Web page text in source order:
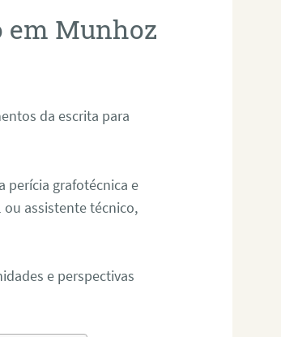
em Munhoz
da escrita para
perícia grafotécnica e
assistente técnico,
e perspectivas